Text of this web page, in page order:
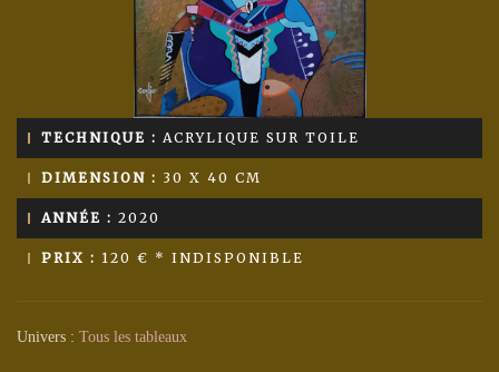
TECHNIQUE : ACRYLIQUE SUR TOILE
DIMENSION : 30 X 40 CM
ANNÉE : 2020
PRIX : 120 € * INDISPONIBLE
Univers : Tous les tableaux